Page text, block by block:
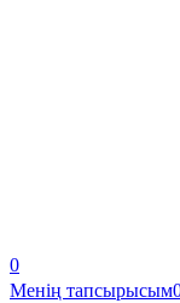
0
Менің тапсырысым